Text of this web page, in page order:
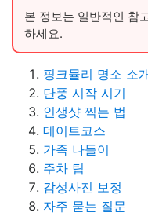
본 정보는 일반적인 참
하세요.
핑크뮬리 명소 소
단풍 시작 시기
인생샷 찍는 법
데이트코스
가족 나들이
주차 팁
감성사진 보정
자주 묻는 질문